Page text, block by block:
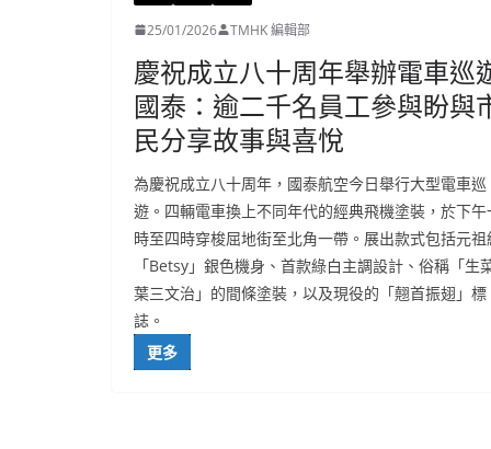
25/01/2026 TMHK 編輯部
慶祝成立八十周年舉辦電車巡
國泰：逾二千名員工參與盼與
民分享故事與喜悅
為慶祝成立八十周年，國泰航空今日舉行大型電車巡
遊。四輛電車換上不同年代的經典飛機塗裝，於下午
時至四時穿梭屈地街至北角一帶。展出款式包括元祖
「Betsy」銀色機身、首款綠白主調設計、俗稱「生
葉三文治」的間條塗裝，以及現役的「翹首振翅」標
誌。
更多